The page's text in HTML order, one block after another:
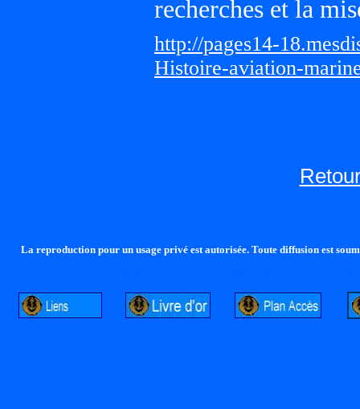
recherches et la
http://pages14-
Histoire-aviation-
La reproduction pour un usage privé est autorisée. Toute diffusion est